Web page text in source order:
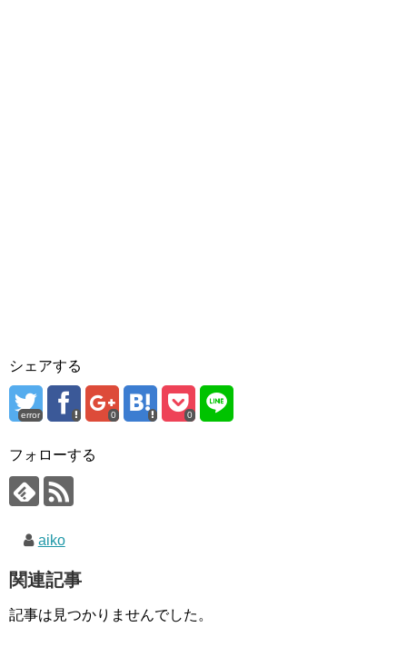
シェアする
error 0 0
フォローする
aiko
関連記事
記事は見つかりませんでした。